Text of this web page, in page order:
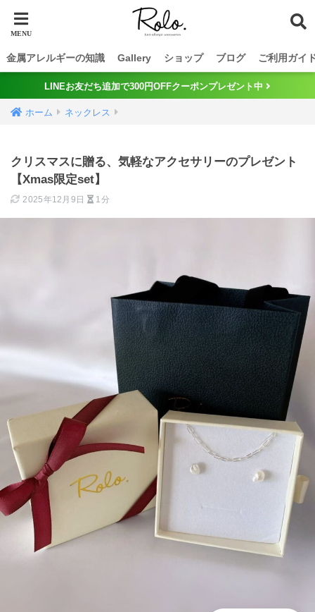
金属アレルギーの知識 Gallery ショップ ブログ ご利用ガイ
LINEお友だち追加で300円OFFクーポンプレゼント中
ホーム ネックレス
クリスマスに贈る、気軽なアクセサリーのプレゼント
【Xmas限定set】
2025年12月9日 1分